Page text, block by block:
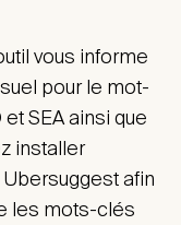
vous informe
pour le mot-
SEA ainsi que
installer
afin
les mots-clés